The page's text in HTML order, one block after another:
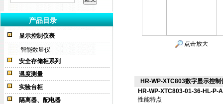
产品目录
显示控制仪表
智能数显仪
安全存储柜系列
温度测量
实验台柜
隔离器、配电器
点击放大
HR-WP-XTC803数字显示控
HR-WP-XTC803-01-36-HL-P-A
性能特点